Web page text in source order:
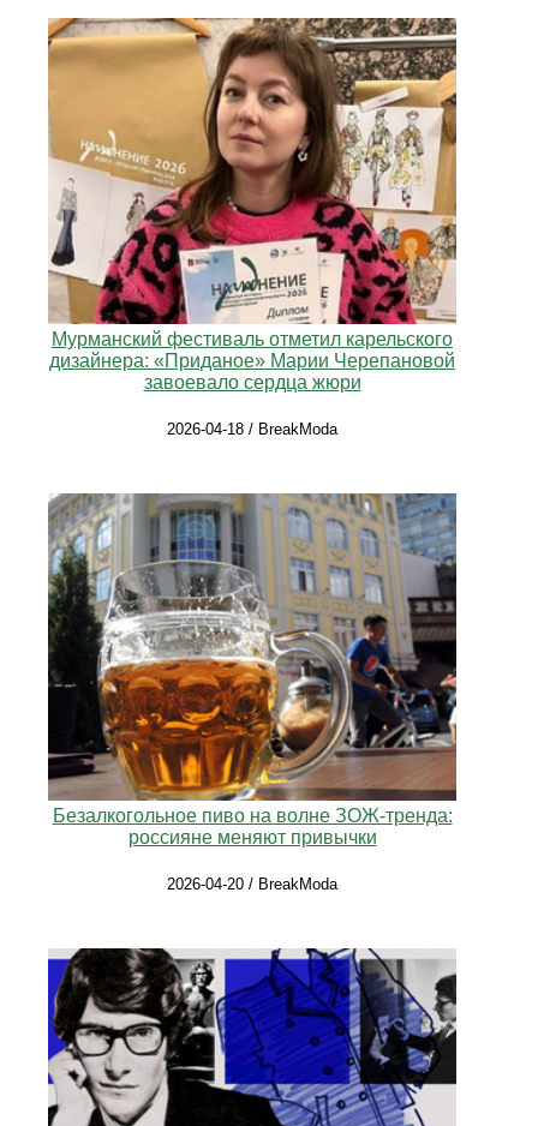
Мурманский фестиваль отметил карельского
дизайнера: «Приданое» Марии Черепановой
завоевало сердца жюри
2026-04-18 / BreakModa
Безалкогольное пиво на волне ЗОЖ-тренда:
россияне меняют привычки
2026-04-20 / BreakModa